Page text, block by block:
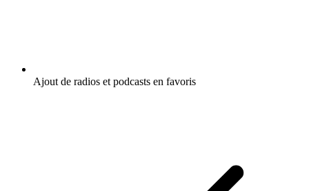
Ajout de radios et podcasts en favoris